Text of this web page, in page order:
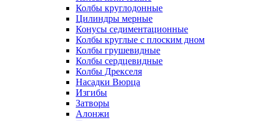
Колбы круглодонные
Цилиндры мерные
Конусы седиментационные
Колбы круглые с плоским дном
Колбы грушевидные
Колбы сердцевидные
Колбы Дрекселя
Насадки Вюрца
Изгибы
Затворы
Алонжи